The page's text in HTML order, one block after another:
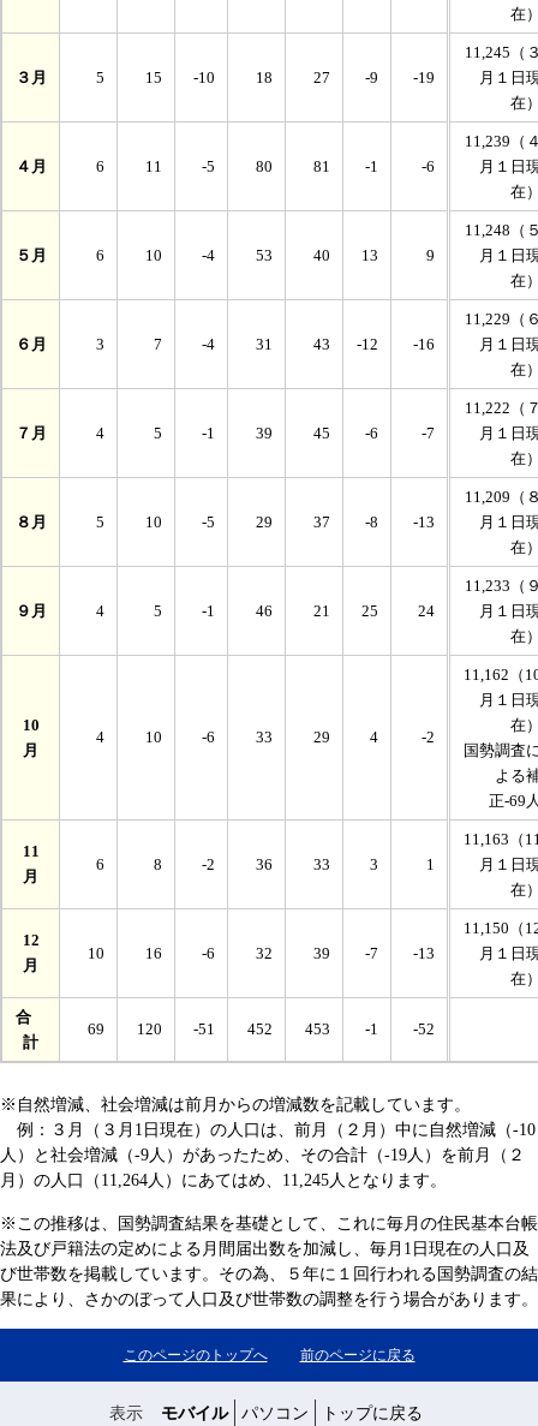
在
３月 5 15 -10 18 27 -9 -19
11,245（
月１日
在
４月 6 11 -5 80 81 -1 -6
11,239（
月１日
在
５月 6 10 -4 53 40 13 9
11,248（
月１日
在
６月 3 7 -4 31 43 -12 -16
11,229（
月１日
在
７月 4 5 -1 39 45 -6 -7
11,222（
月１日
在
８月 5 10 -5 29 37 -8 -13
11,209（
月１日
在
９月 4 5 -1 46 21 25 24
11,233（
月１日
在
10
月
4 10 -6 33 29 4 -2
11,162（
月１日
在
国勢調査
よる
正-69
11
月
6 8 -2 36 33 3 1
11,163（
月１日
在
12
月
10 16 -6 32 39 -7 -13
11,150（
月１日
在
合
計
69 120 -51 452 453 -1 -52
※自然増減、社会増減は前月からの増減数を記載しています。
例：３月（３月1日現在）の人口は、前月（２月）中に自然増減（-10
人）と社会増減（-9人）があったため、その合計（-19人）を前月（２
月）の人口（11,264人）にあてはめ、11,245人となります。
※この推移は、国勢調査結果を基礎として、これに毎月の住民基本台帳
法及び戸籍法の定めによる月間届出数を加減し、毎月1日現在の人口及
び世帯数を掲載しています。その為、５年に１回行われる国勢調査の結
果により、さかのぼって人口及び世帯数の調整を行う場合があります。
このページのトップへ 前のページに戻る
表示 モバイル パソコン トップに戻る